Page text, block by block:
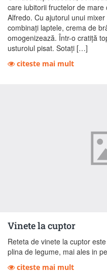
care iubitorii fructelor de
Alfredo. Cu ajutorul unui
combinați laptele, crema de
omogenizează. Într-o cratiță
usturoiul pisat. Sotați […]
citeste mai mult
Vinete la cuptor
Reteta de vinete la cuptor
plina de legume, mai ales in
citeste mai mult